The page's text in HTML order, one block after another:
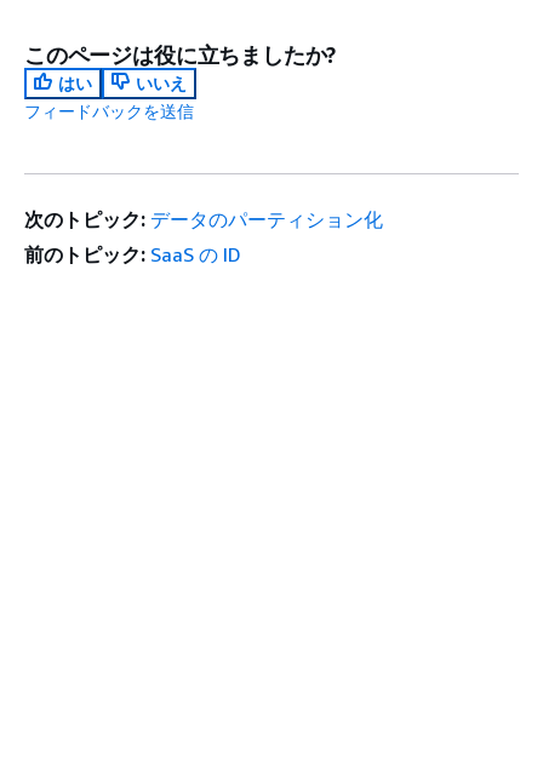
このページは役に立ちましたか?
はい
いいえ
フィードバックを送信
次のトピック: データのパーティション化
前のトピック: SaaS の ID